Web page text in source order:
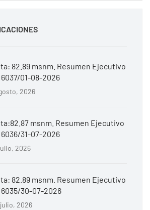
82.89 msnm. Resumen Ejecutivo
6037/01-08-2026
2026
msnm. Resumen Ejecutivo
6036/31-07-2026
2026
82.89 msnm. Resumen Ejecutivo
6035/30-07-2026
2026